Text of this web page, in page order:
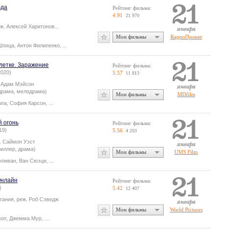
Алексей Харитонов
Антон Филипенко
КарроПрокат
Рейтинг фильма:
4.91 21 970
Мои фильмы
Заражение
Адам Мэйсон
мелодрама)
София Карсон
MDfilm
Рейтинг фильма:
5.57
11 813
Мои фильмы
огонь
Саймон Уэст
драма)
Ван Сюэци
UMS Film
Рейтинг фильма:
5.56 4 203
Мои фильмы
реж. Роб Сэведж
Джемма Мур
World Pictures
Рейтинг фильма:
5.42
12 407
Мои фильмы